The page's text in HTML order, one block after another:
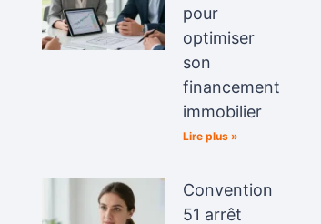
pour
optimiser
son
financement
immobilier
Lire plus »
Convention
51 arrêt